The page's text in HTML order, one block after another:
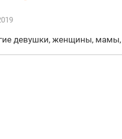
девушки, женщины,